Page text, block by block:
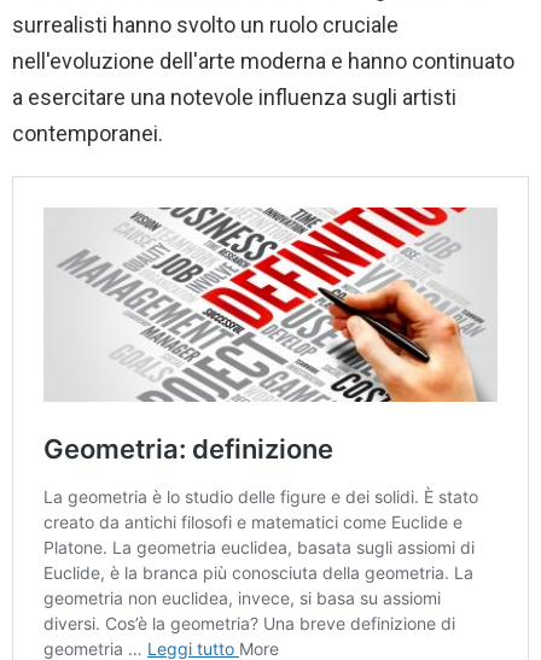
surrealisti hanno svolto un ruolo cruciale
nell'evoluzione dell'arte moderna e hanno continuato
a esercitare una notevole influenza sugli artisti
contemporanei.